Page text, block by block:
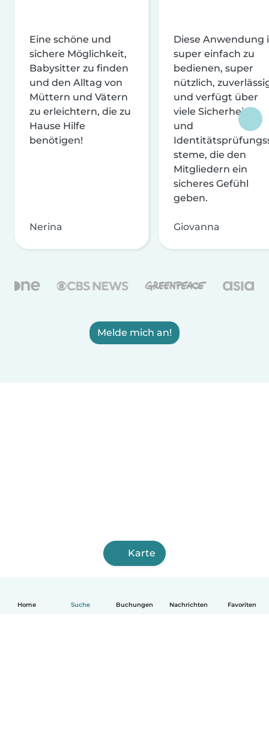
Home Suche Buchungen Nachrichten Favoriten
Eine schöne und
sichere Möglichkeit,
Babysitter zu finden
und den Alltag von
Müttern und Vätern
zu erleichtern, die zu
Hause Hilfe
benötigen!
Nerina
Diese Anwendung
super einfach zu
bedienen, super
nützlich,
und verfügt über
viele Sicherheits-
und
steme, die den
Mitgliedern ein
sicheres Gefühl
geben.
Giovanna
Melde mich an!
Karte